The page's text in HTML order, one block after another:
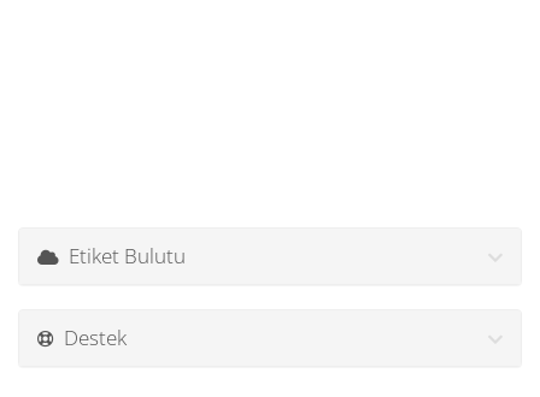
Etiket Bulutu
Destek